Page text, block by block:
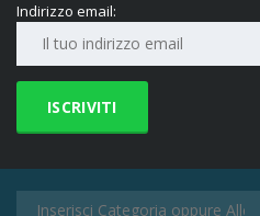
Indirizzo email: